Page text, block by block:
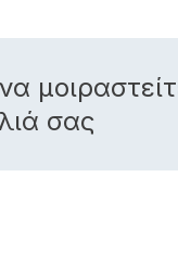
σας